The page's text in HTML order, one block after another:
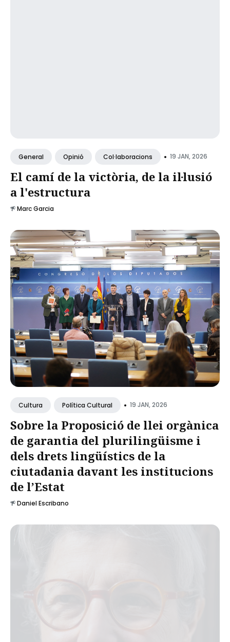
General Opinió Col·laboracions • 19 JAN, 2026
El camí de la victòria, de la il·lusió
a l'estructura
Marc Garcia
Cultura Política Cultural • 19 JAN, 2026
Sobre la Proposició de llei orgànica
de garantia del plurilingüisme i
dels drets lingüístics de la
ciutadania davant les institucions
de l’Estat
Daniel Escribano